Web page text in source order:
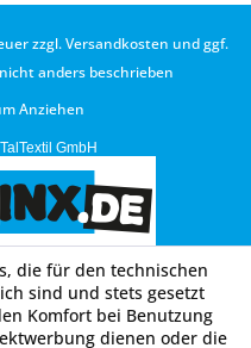
zzgl.Versandkosten und ggf.
anders beschrieben
Anziehen
GmbH
die für den technischen
sind und stets gesetzt
Komfort bei Benutzung
dienen oder die